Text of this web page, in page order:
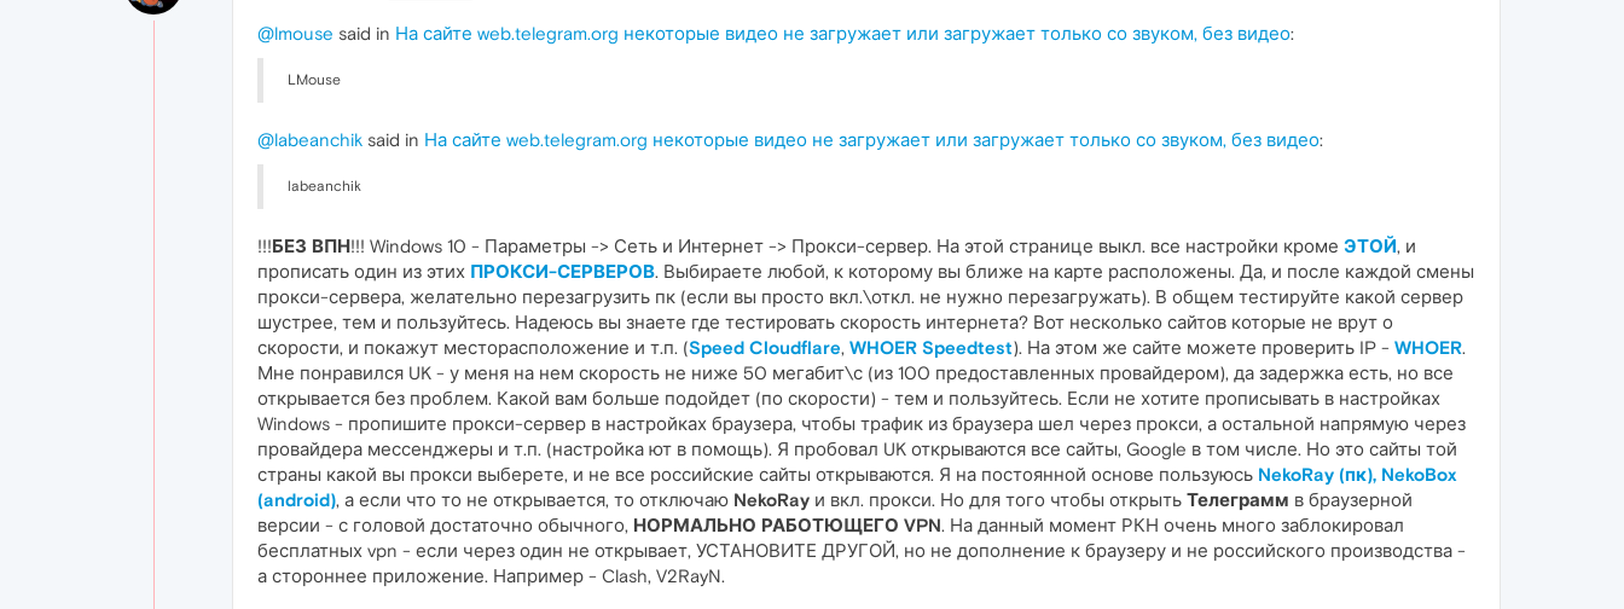
@lmouse said in На сайте web.telegram.org некоторые видео не загружает или загружает только со звуком, без видео:
LMouse
@labeanchik said in На сайте web.telegram.org некоторые видео не загружает или загружает только со звуком, без видео:
labeanchik
!!!БЕЗ ВПН!!! Windows 10 - Параметры -> Сеть и Интернет -> Прокси-сервер. На этой странице выкл. все настройки кроме ЭТОЙ, и
прописать один из этих ПРОКСИ-СЕРВЕРОВ. Выбираете любой, к которому вы ближе на карте расположены. Да, и после каждой смены
прокси-сервера, желательно перезагрузить пк (если вы просто вкл.\откл. не нужно перезагружать). В общем тестируйте какой сервер
шустрее, тем и пользуйтесь. Надеюсь вы знаете где тестировать скорость интернета? Вот несколько сайтов которые не врут о
скорости, и покажут месторасположение и т.п. (Speed Cloudflare, WHOER Speedtest). На этом же сайте можете проверить IP - WHOER.
Мне понравился UK - у меня на нем скорость не ниже 50 мегабит\с (из 100 предоставленных провайдером), да задержка есть, но все
открывается без проблем. Какой вам больше подойдет (по скорости) - тем и пользуйтесь. Если не хотите прописывать в настройках
Windows - пропишите прокси-сервер в настройках браузера, чтобы трафик из браузера шел через прокси, а остальной напрямую через
провайдера мессенджеры и т.п. (настройка ют в помощь). Я пробовал UK открываются все сайты, Google в том числе. Но это сайты той
страны какой вы прокси выберете, и не все российские сайты открываются. Я на постоянной основе пользуюсь NekoRay (пк), NekoBox
(android), а если что то не открывается, то отключаю NekoRay и вкл. прокси. Но для того чтобы открыть Телеграмм в браузерной
версии - с головой достаточно обычного, НОРМАЛЬНО РАБОТЮЩЕГО VPN. На данный момент РКН очень много заблокировал
бесплатных vpn - если через один не открывает, УСТАНОВИТЕ ДРУГОЙ, но не дополнение к браузеру и не российского производства -
а стороннее приложение. Например - Clash, V2RayN.